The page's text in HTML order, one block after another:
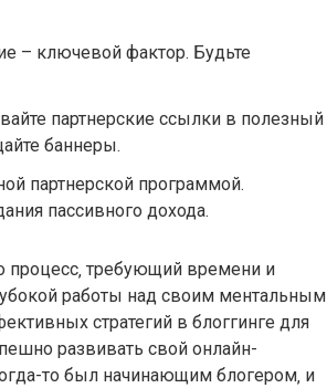
– ключевой фактор. Будьте
партнерские ссылки в полезный
баннеры.
партнерской программой.
пассивного дохода.
процесс‚ требующий времени и
работы над своим ментальным
стратегий в блоггинге для
развивать свой онлайн-
то был начинающим блогером‚ и